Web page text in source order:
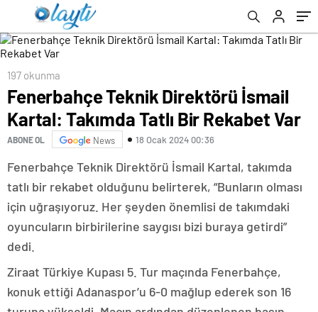
197 okunma
Fenerbahçe Teknik Direktörü İsmail
Kartal: Takımda Tatlı Bir Rekabet Var
ABONE OL News 18 Ocak 2024 00:36
Fenerbahçe Teknik Direktörü İsmail Kartal, takımda
tatlı bir rekabet olduğunu belirterek, “Bunların olması
için uğraşıyoruz. Her şeyden önemlisi de takımdaki
oyuncuların birbirilerine saygısı bizi buraya getirdi”
dedi.
Ziraat Türkiye Kupası 5. Tur maçında Fenerbahçe,
konuk ettiği Adanaspor’u 6-0 mağlup ederek son 16